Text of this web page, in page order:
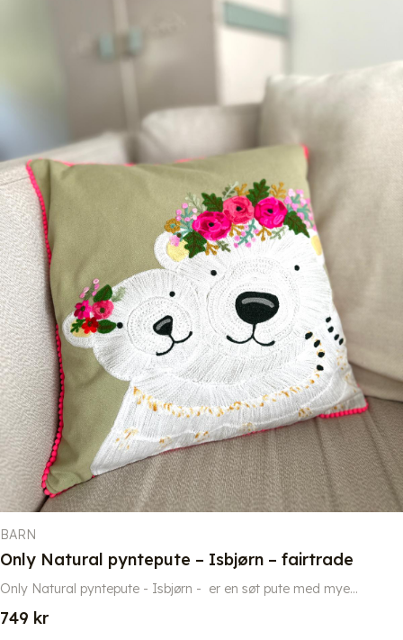
BARN
Only Natural pyntepute – Isbjørn – fairtrade
Only Natural pyntepute - Isbjørn - er en søt pute med mye...
749 kr